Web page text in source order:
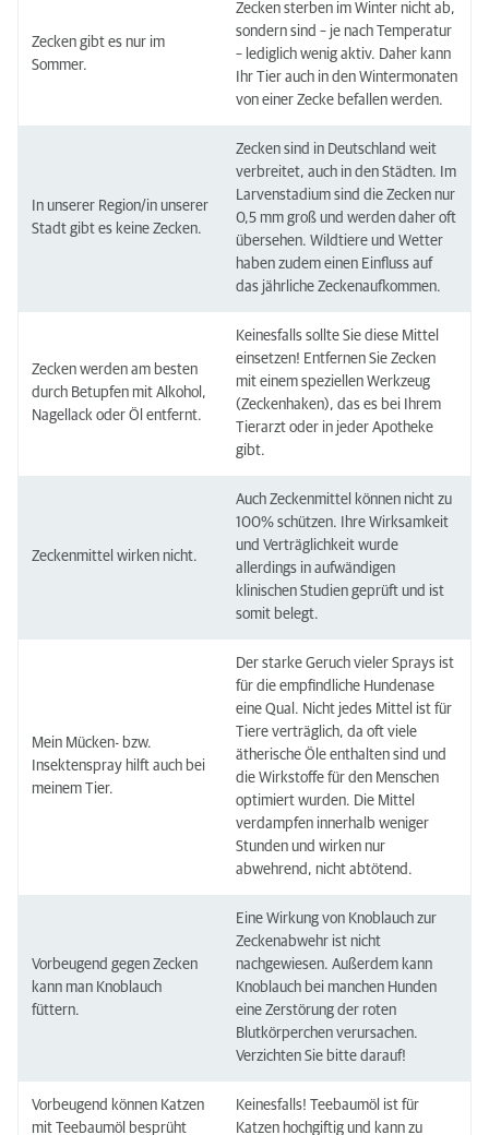
Zecken gibt es nur im
Sommer.
Zecken sterben im Winter nicht ab,
sondern sind – je nach Temperatur
– lediglich wenig aktiv. Daher kann
Ihr Tier auch in den Wintermonaten
von einer Zecke befallen werden.
In unserer Region/in unserer
Stadt gibt es keine Zecken.
Zecken sind in Deutschland weit
verbreitet, auch in den Städten. Im
Larvenstadium sind die Zecken nur
0,5 mm groß und werden daher oft
übersehen. Wildtiere und Wetter
haben zudem einen Einfluss auf
das jährliche Zeckenaufkommen.
Zecken werden am besten
durch Betupfen mit Alkohol,
Nagellack oder Öl entfernt.
Keinesfalls sollte Sie diese Mittel
einsetzen! Entfernen Sie Zecken
mit einem speziellen Werkzeug
(Zeckenhaken), das es bei Ihrem
Tierarzt oder in jeder Apotheke
gibt.
Zeckenmittel wirken nicht.
Auch Zeckenmittel können nicht zu
100% schützen. Ihre Wirksamkeit
und Verträglichkeit wurde
allerdings in aufwändigen
klinischen Studien geprüft und ist
somit belegt.
Mein Mücken- bzw.
Insektenspray hilft auch bei
meinem Tier.
Der starke Geruch vieler Sprays ist
für die empfindliche Hundenase
eine Qual. Nicht jedes Mittel ist für
Tiere verträglich, da oft viele
ätherische Öle enthalten sind und
die Wirkstoffe für den Menschen
optimiert wurden. Die Mittel
verdampfen innerhalb weniger
Stunden und wirken nur
abwehrend, nicht abtötend.
Vorbeugend gegen Zecken
kann man Knoblauch
füttern.
Eine Wirkung von Knoblauch zur
Zeckenabwehr ist nicht
nachgewiesen. Außerdem kann
Knoblauch bei manchen Hunden
eine Zerstörung der roten
Blutkörperchen verursachen.
Verzichten Sie bitte darauf!
Vorbeugend können Katzen
mit Teebaumöl besprüht
Keinesfalls! Teebaumöl ist für
Katzen hochgiftig und kann zu